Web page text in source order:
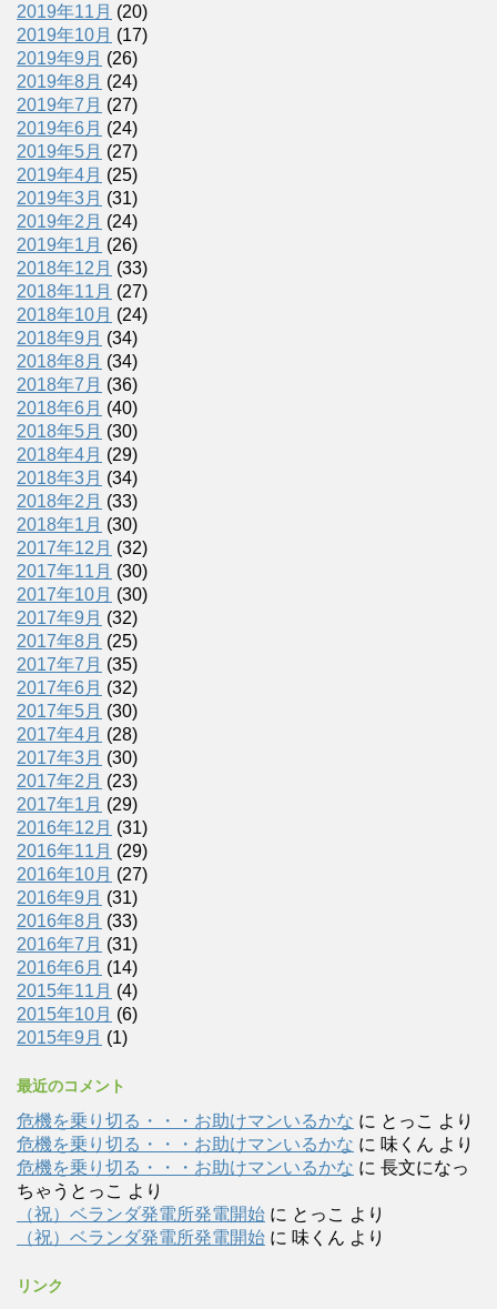
2019年11月 (20)
2019年10月 (17)
2019年9月 (26)
2019年8月 (24)
2019年7月 (27)
2019年6月 (24)
2019年5月 (27)
2019年4月 (25)
2019年3月 (31)
2019年2月 (24)
2019年1月 (26)
2018年12月 (33)
2018年11月 (27)
2018年10月 (24)
2018年9月 (34)
2018年8月 (34)
2018年7月 (36)
2018年6月 (40)
2018年5月 (30)
2018年4月 (29)
2018年3月 (34)
2018年2月 (33)
2018年1月 (30)
2017年12月 (32)
2017年11月 (30)
2017年10月 (30)
2017年9月 (32)
2017年8月 (25)
2017年7月 (35)
2017年6月 (32)
2017年5月 (30)
2017年4月 (28)
2017年3月 (30)
2017年2月 (23)
2017年1月 (29)
2016年12月 (31)
2016年11月 (29)
2016年10月 (27)
2016年9月 (31)
2016年8月 (33)
2016年7月 (31)
2016年6月 (14)
2015年11月 (4)
2015年10月 (6)
2015年9月 (1)
最近のコメント
危機を乗り切る・・・お助けマンいるかな に とっこ より
危機を乗り切る・・・お助けマンいるかな に 味くん より
危機を乗り切る・・・お助けマンいるかな に 長文になっ
ちゃうとっこ より
（祝）ベランダ発電所発電開始 に とっこ より
（祝）ベランダ発電所発電開始 に 味くん より
リンク